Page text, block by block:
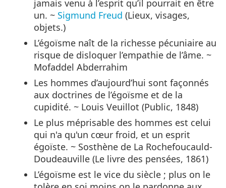
jamais venu à l’esprit qu’il pourrait en être
un. ~ Sigmund Freud (Lieux, visages,
objets.)
L’égoïsme naît de la richesse pécuniaire au
risque de disloquer l’empathie de l’âme. ~
Mofaddel Abderrahim
Les hommes d’aujourd’hui sont façonnés
aux doctrines de l’égoïsme et de la
cupidité. ~ Louis Veuillot (Public, 1848)
Le plus méprisable des hommes est celui
qui n'a qu'un cœur froid, et un esprit
égoïste. ~ Sosthène de La Rochefoucauld-
Doudeauville (Le livre des pensées, 1861)
L’égoïsme est le vice du siècle ; plus on le